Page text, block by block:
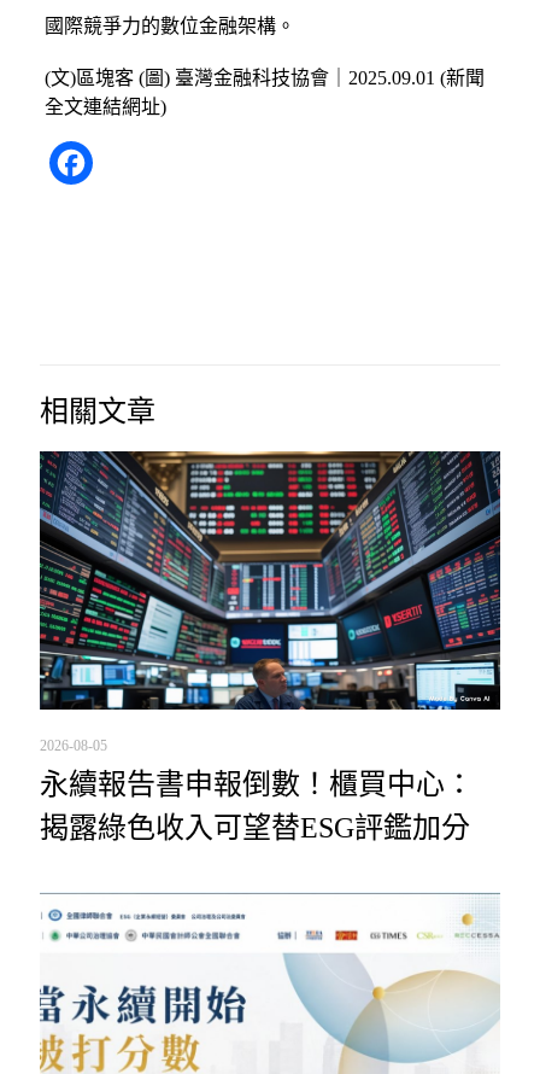
國際競爭力的數位金融架構。
(文)區塊客 (圖) 臺灣金融科技協會｜2025.09.01 (新聞
全文連結網址)
Facebook
相關文章
2026-08-05
永續報告書申報倒數！櫃買中心：
揭露綠色收入可望替ESG評鑑加分